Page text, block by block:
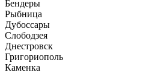
Бендеры
Рыбница
Дубоссары
Слободзея
Днестровск
Григориополь
Каменка